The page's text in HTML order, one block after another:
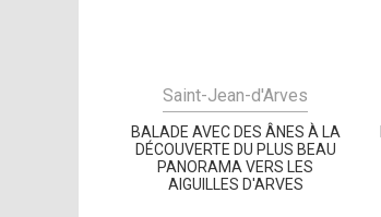
Saint-Jean-d'Arves
BALADE AVEC DES ÂNES À LA
DÉCOUVERTE DU PLUS BEAU
PANORAMA VERS LES
AIGUILLES D'ARVES